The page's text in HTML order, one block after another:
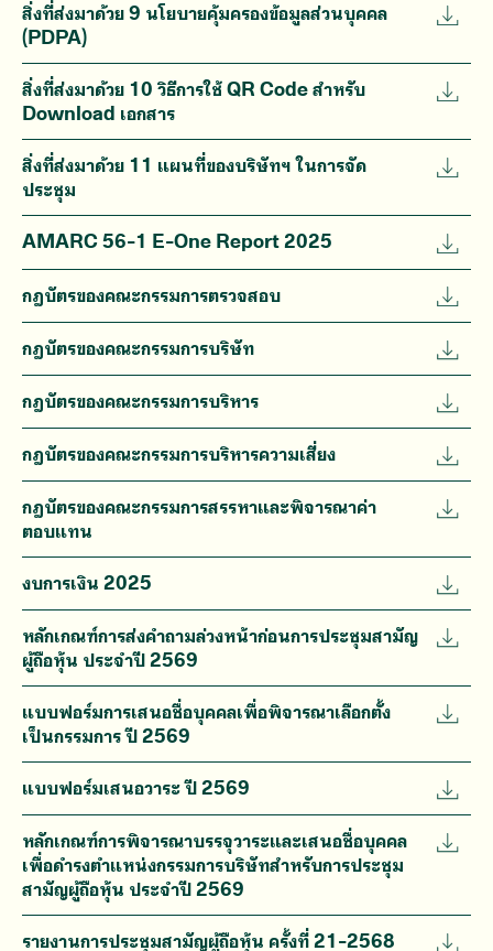
สิ่งที่ส่งมาด้วย 9 นโยบายคุ้มครองข้อมูลส่วนบุคคล
(PDPA)
สิ่งที่ส่งมาด้วย 10 วิธีการใช้ QR Code สำหรับ
Download เอกสาร
สิ่งที่ส่งมาด้วย 11 แผนที่ของบริษัทฯ ในการจัด
ประชุม
AMARC 56-1 E-One Report 2025
กฎบัตรของคณะกรรมการตรวจสอบ
กฎบัตรของคณะกรรมการบริษัท
กฎบัตรของคณะกรรมการบริหาร
กฎบัตรของคณะกรรมการบริหารความเสี่ยง
กฎบัตรของคณะกรรมการสรรหาและพิจารณาค่า
ตอบแทน
งบการเงิน 2025
หลักเกณฑ์การส่งคำถามล่วงหน้าก่อนการประชุมสามัญ
ผู้ถือหุ้น ประจำปี 2569
แบบฟอร์มการเสนอชื่อบุคคลเพื่อพิจารณาเลือกตั้ง
เป็นกรรมการ ปี 2569
แบบฟอร์มเสนอวาระ ปี 2569
หลักเกณฑ์การพิจารณาบรรจุวาระและเสนอชื่อบุคคล
เพื่อดำรงตำแหน่งกรรมการบริษัทสำหรับการประชุม
สามัญผู้ถือหุ้น ประจำปี 2569
รายงานการประชุมสามัญผู้ถือหุ้น ครั้งที่ 21-2568